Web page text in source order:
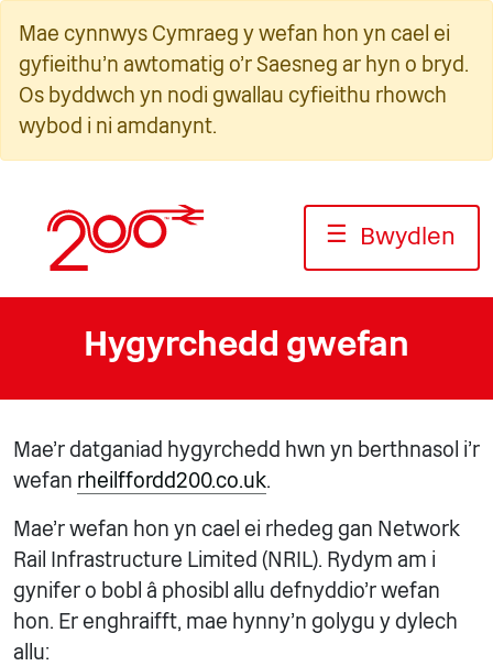
cynnwys
Mae cynnwys Cymraeg y wefan hon yn cael ei
gyfieithu'n awtomatig o'r Saesneg ar hyn o bryd.
Os byddwch yn nodi gwallau cyfieithu rhowch
wybod i ni amdanynt.
☰ Bwydlen
Hygyrchedd gwefan
Mae'r datganiad hygyrchedd hwn yn berthnasol i'r
wefan rheilffordd200.co.uk.
Mae'r wefan hon yn cael ei rhedeg gan Network
Rail Infrastructure Limited (NRIL). Rydym am i
gynifer o bobl â phosibl allu defnyddio’r wefan
hon. Er enghraifft, mae hynny'n golygu y dylech
allu: